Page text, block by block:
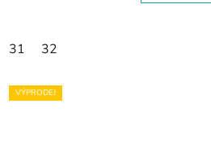
31 32
VÝPRODEJ